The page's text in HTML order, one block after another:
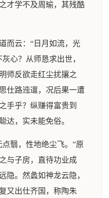
才学不及周瑜，其残酷
而云：“日月如流，光
心？从师恳求出世，
师反欲走红尘扰攘之
仕路迍邅，况后果一遭
手乎？纵赚得富贵到
达，实未能免俗。
点翳，性地绝尘飞。”原
与子房，直待功业成
隐。然蠡如神龙云隐，
又出仕齐国，称陶朱